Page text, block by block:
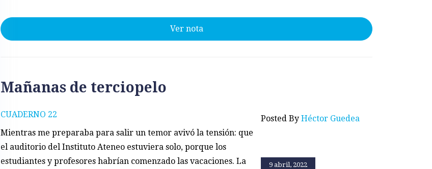
Ver nota
CUADERNO 22
Mañanas de terciopelo
9 abril, 2022
Posted By Héctor Guedea
Mientras me preparaba para salir un temor avivó la tensión: que
el auditorio del Instituto Ateneo estuviera solo, porque los
estudiantes y profesores habrían comenzado las vacaciones. La